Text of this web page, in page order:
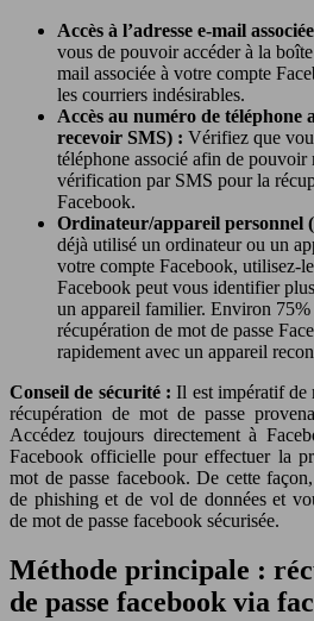
Accès à l’adresse e-mail
vous de pouvoir accéder à la
mail associée à votre compte
les courriers indésirables.
Accès au numéro de téléphone
recevoir SMS) : Vérifiez que
téléphone associé afin de pouvoir
vérification par SMS pour la
Facebook.
Ordinateur/appareil personnel
déjà utilisé un ordinateur ou un
votre compte Facebook, utilisez-
Facebook peut vous identifier
un appareil familier. Environ 75%
récupération de mot de passe
rapidement avec un appareil
Conseil de sécurité :Il est impératif de
récupération de mot de passe
Accédez toujours directement à
Facebook officielle pour effectuer la
mot de passe facebook. De cette
de phishing et de vol de données et
de mot de passe facebook sécurisée.
Méthode principale :
de passe facebook via